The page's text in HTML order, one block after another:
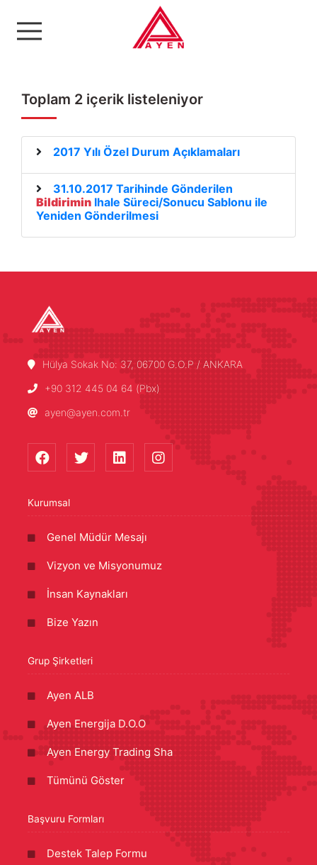
Ayen Enerji A.Ş
Toplam 2 içerik listeleniyor
2017 Yılı Özel Durum Açıklamaları
31.10.2017 Tarihinde Gönderilen
Bildirimin Ihale Süreci/Sonucu Sablonu ile
Yeniden Gönderilmesi
Hülya Sokak No: 37, 06700 G.O.P / ANKARA
+90 312 445 04 64 (Pbx)
ayen@ayen.com.tr
Kurumsal
Genel Müdür Mesajı
Vizyon ve Misyonumuz
İnsan Kaynakları
Bize Yazın
Grup Şirketleri
Ayen ALB
Ayen Energija D.O.O
Ayen Energy Trading Sha
Tümünü Göster
Başvuru Formları
Destek Talep Formu